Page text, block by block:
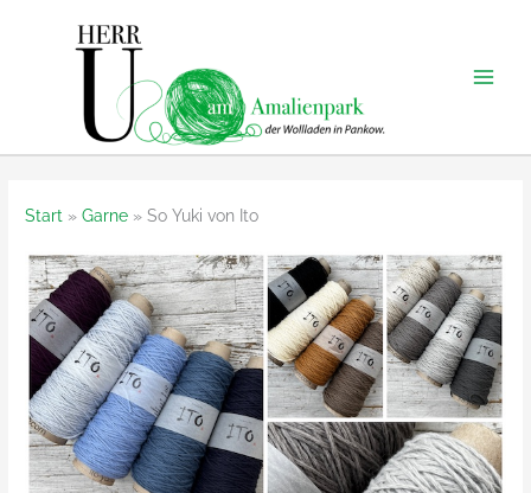
Start Garne So Yuki von Ito